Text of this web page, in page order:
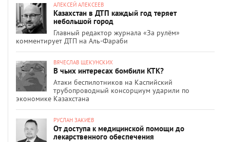
АЛЕКСЕЙ АЛЕКСЕЕВ
Казахстан в ДТП каждый год теряет
небольшой город
Главный редактор журнала «За рулём»
комментирует ДТП на Аль-Фараби
ВЯЧЕСЛАВ ЩЕКУНСКИХ
В чьих интересах бомбили КТК?
Атаки беспилотников на Каспийский
трубопроводный консорциум ударили по
экономике Казахстана
РУСЛАН ЗАКИЕВ
От доступа к медицинской помощи до
лекарственного обеспечения